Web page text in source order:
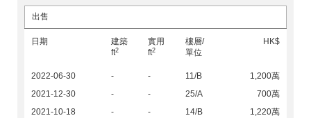
出售
日期
建築
ft2
實用
ft2
樓層/
單位
HK$
2022-06-30 - - 11/B
1,200萬
2021-12-30
- - 25/A
700萬
2021-10-18
- - 14/B
1,220萬